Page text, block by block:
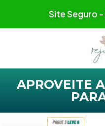
Site Seguro -
APROVEITE